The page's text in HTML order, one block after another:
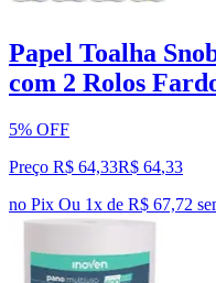
Papel Toalha
com 2 Rolos
5% OFF
Preço R$ 64,33R$ 64,33
no Pix Ou 1x de R$ 67,72